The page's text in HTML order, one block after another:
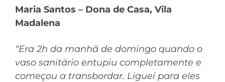
Maria Santos – Dona de Casa, Vila
Madalena
“Era 2h da manhã de domingo quando o
vaso sanitário entupiu completamente e
começou a transbordar. Liguei para eles